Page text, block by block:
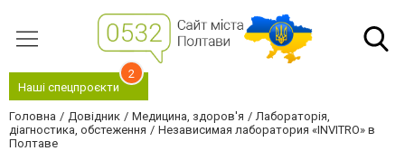
Наші спецпроєкти
2
Головна Довідник Медицина, здоров'я
Лабораторія,
діагностика, обстеження
Независимая лаборатория «INVITRO» в
Полтаве